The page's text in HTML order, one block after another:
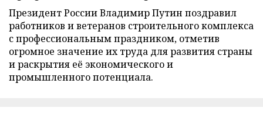
Президент России Владимир Путин поздравил
работников и ветеранов строительного комплекса
с профессиональным праздником, отметив
огромное значение их труда для развития страны
и раскрытия её экономического и
промышленного потенциала.